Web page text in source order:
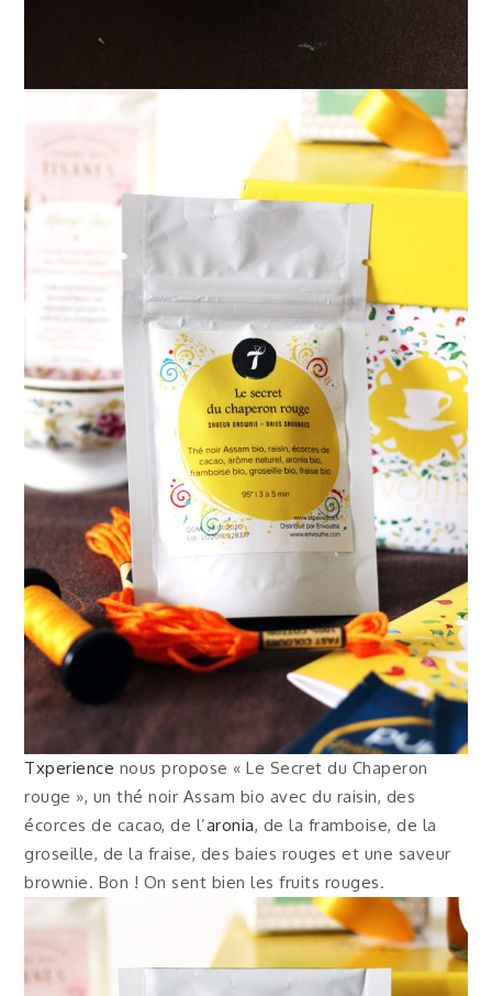
Txperience nous propose « Le Secret du Chaperon
rouge », un thé noir Assam bio avec du raisin, des
écorces de cacao, de l’aronia, de la framboise, de la
groseille, de la fraise, des baies rouges et une saveur
brownie. Bon ! On sent bien les fruits rouges.